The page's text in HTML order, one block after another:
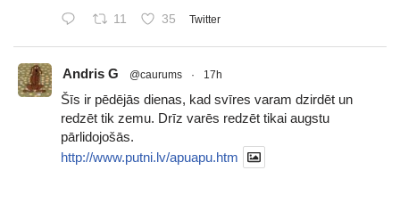
11 35 Twitter
Andris G @caurums · 17h
Šīs ir pēdējās dienas, kad svīres varam dzirdēt un
redzēt tik zemu. Drīz varēs redzēt tikai augstu
pārlidojošās.
http://www.putni.lv/apuapu.htm